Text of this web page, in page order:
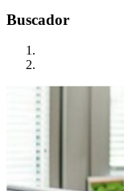
Buscador